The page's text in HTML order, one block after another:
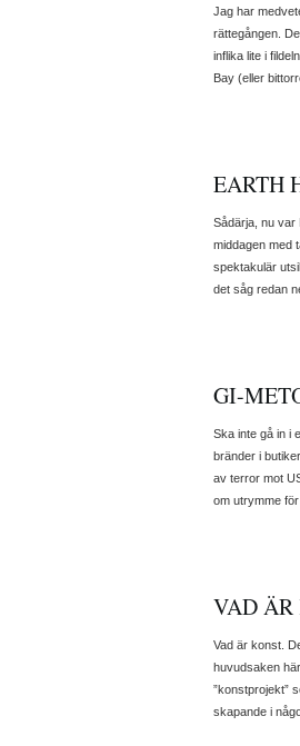
Jag har
rättegången.
inflika lite i
Bay (eller
EARTH
Sådärja, nu var
middagen med
spektakulär
det såg redan
GI-
Ska inte gå in i
bränder i
av terror mot
om utrymme
VAD ÄR
Vad är konst.
huvudsaken
”konstprojekt”
skapande i